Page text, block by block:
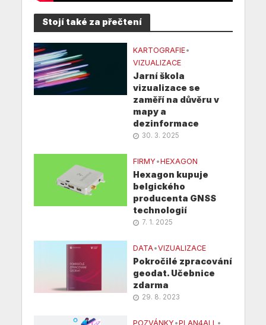
Stojí také za přečtení
KARTOGRAFIE•
VIZUALIZACE
Jarní škola
vizualizace se
zaměří na důvěru v
mapy a
dezinformace
30. 3. 2025
FIRMY •HEXAGON
Hexagon kupuje
belgického
producenta GNSS
technologií
7. 1. 2025
DATA•VIZUALIZACE
Pokročilé zpracování
geodat. Učebnice
zdarma
29. 8. 2023
POZVÁNKY •PLAN4ALL •